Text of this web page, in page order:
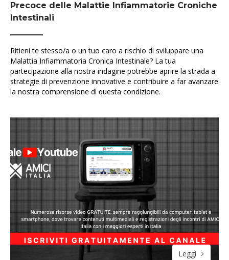
Precoce delle Malattie Infiammatorie Croniche
Intestinali
Ritieni te stesso/a o un tuo caro a rischio di sviluppare una
Malattia Infiammatoria Cronica Intestinale? La tua
partecipazione alla nostra indagine potrebbe aprire la strada a
strategie di prevenzione innovative e contribuire a far avanzare
la nostra comprensione di questa condizione.
Leggi